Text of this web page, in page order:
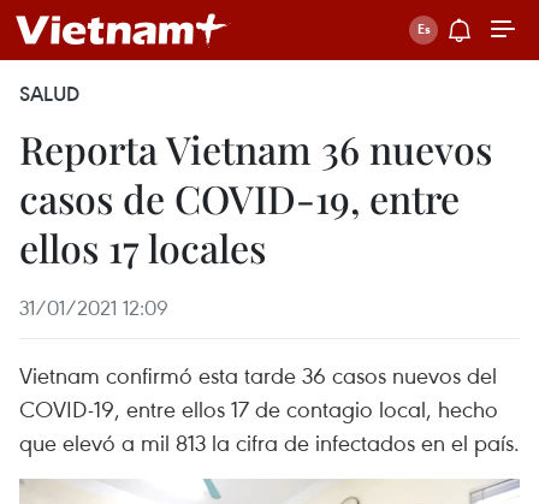
SALUD
Reporta Vietnam 36 nuevos
casos de COVID-19, entre
ellos 17 locales
31/01/2021 12:09
Vietnam confirmó esta tarde 36 casos nuevos del
COVID-19, entre ellos 17 de contagio local, hecho
que elevó a mil 813 la cifra de infectados en el país.